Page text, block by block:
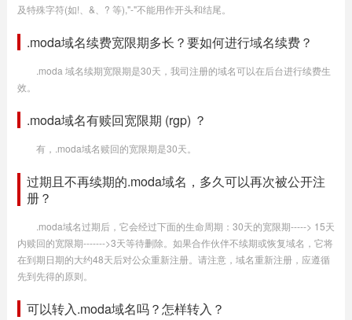
及特殊字符(如!、&、? 等),"-"不能用作开头和结尾。
.moda域名续费宽限期多长？要如何进行域名续费？
.moda 域名续期宽限期是30天，我司注册的域名可以在后台进行续费生
效。
.moda域名有赎回宽限期 (rgp) ？
有，.moda域名赎回的宽限期是30天。
过期且不再续期的.moda域名，多久可以再次被公开注
册？
.moda域名过期后，它会经过下面的生命周期：30天的宽限期-----> 15天
内赎回的宽限期------->3天等待删除。如果合作伙伴不续期或恢复域名，它将
在到期日期的大约48天后对公众重新注册。请注意，域名重新注册，应遵循
先到先得的原则。
可以转入.moda域名吗？怎样转入？